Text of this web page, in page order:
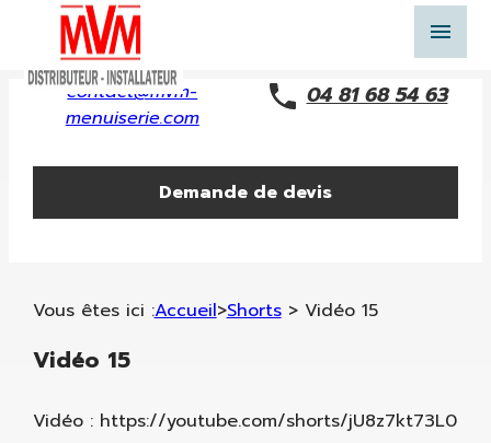
menu
contact@mvm-
menuiserie.com
04 81 68 54 63
Demande de devis
Vous êtes ici :Accueil>Shorts> Vidéo 15
Vidéo 15
Vidéo : https://youtube.com/shorts/jU8z7kt73L0
Panneau de gestion des cookies